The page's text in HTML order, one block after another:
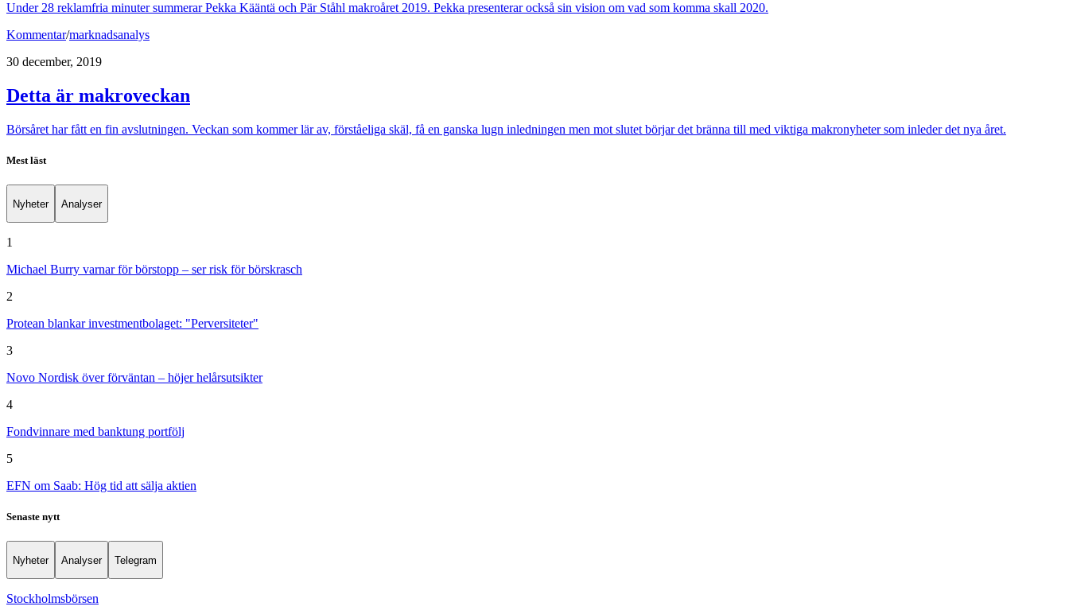
Under 28 reklamfria minuter summerar Pekka Kääntä och Pär Ståhl makroåret 2019. Pekka presenterar också sin vision om vad som komma skall 2020.
Kommentar/marknadsanalys
30 december, 2019
Detta är makroveckan
Börsåret har fått en fin avslutningen. Veckan som kommer lär av, förståeliga skäl, få en ganska lugn inledningen men mot slutet börjar det bränna till med viktiga makronyheter som inleder det nya året.
Mest läst
Nyheter Analyser
1
Michael Burry varnar för börstopp – ser risk för börskrasch
2
Protean blankar investmentbolaget: "Perversiteter"
3
Novo Nordisk över förväntan – höjer helårsutsikter
4
Fondvinnare med banktung portfölj
5
EFN om Saab: Hög tid att sälja aktien
Senaste nytt
Nyheter Analyser Telegram
Stockholmsbörsen